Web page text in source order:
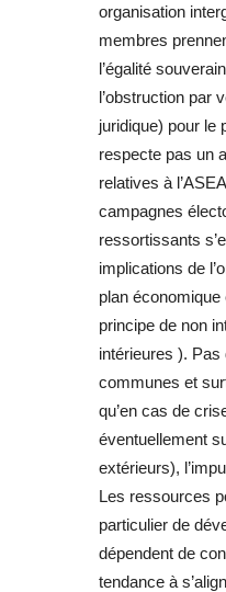
organisation
membres
l’égalité
l’obstruction par
juridique) pour le
respecte pas un
relatives à
campagnes
ressortissants
implications de
plan
principe de non
intérieures ).
communes et
qu’en cas de
éventuellement
extérieurs),
Les ressources
particulier de
dépendent de
tendance à